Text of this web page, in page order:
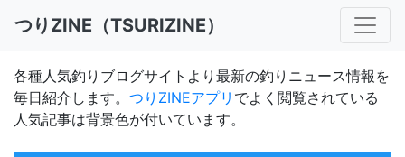
つりZINE（TSURIZINE）
各種人気釣りブログサイトより最新の釣りニュース情報を
毎日紹介します。 つりZINEアプリ でよく閲覧されている
人気記事は背景色が付いています。